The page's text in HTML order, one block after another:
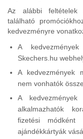
Az alábbi feltételek
található
kedvezményre
A
Skechers.hu
A kedvezmények
nem vonhatók össze.
A
alkalmazhatók
fizetési
ajándékkártyák